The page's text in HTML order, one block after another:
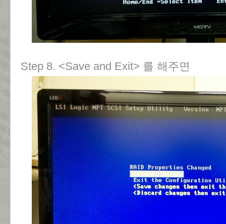
Step 8. <Save and Exit> 를 해주면